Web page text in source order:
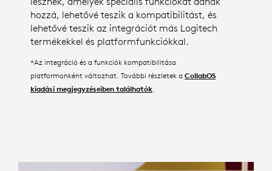
hozzá, lehetővé teszik a kompatibilitást, és
lehetővé teszik az integrációt más Logitech
termékekkel és platformfunkciókkal.
*Az integráció és a funkciók kompatibilitása
platformonként változhat. További részletek a CollabOS
kiadási megjegyzéseiben találhatók